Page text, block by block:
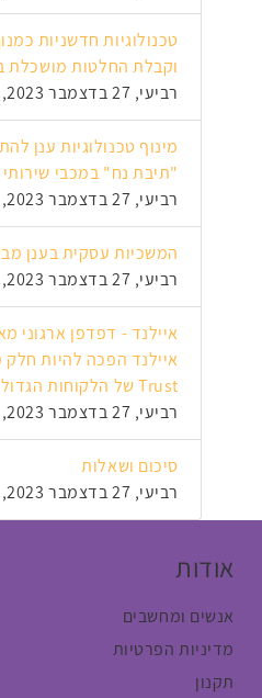
טכנולוגיות חדשניות
וקבלת החלטות מושכלת
רביעי, 27 בדצמבר 2023, 11:45
מינוף טכנולוגיות ענן
"תיבת נח" במכבי שירותי
רביעי, 27 בדצמבר 2023, 11:55
המשכיות עסקית בענן
רביעי, 27 בדצמבר 2023, 12:05
איילנד - דפדפן ארגוני
Trust של הלקוחות הגדולים בעולם
רביעי, 27 בדצמבר 2023, 12:15
סיכום ושאלות
רביעי, 27 בדצמבר 2023, 12:25
אודות
אנשים ומחשבים
מדיניות הפרטיות
תקנון